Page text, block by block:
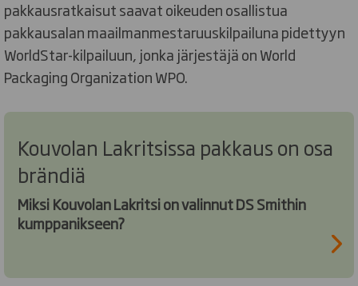
pakkausratkaisut saavat oikeuden osallistua
pakkausalan maailmanmestaruuskilpailuna pidettyyn
WorldStar-kilpailuun, jonka järjestäjä on World
Packaging Organization WPO.
Kouvolan Lakritsissa pakkaus on osa
brändiä
Miksi Kouvolan Lakritsi on valinnut DS Smithin
kumppanikseen?